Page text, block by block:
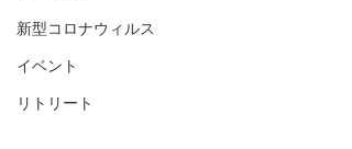
新型コロナウィルス
イベント
リトリート